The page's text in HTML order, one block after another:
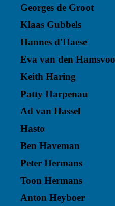
Georges de Groot
Klaas Gubbels
Hannes d'Haese
Eva van den
Keith Haring
Patty Harpenau
Ad van Hassel
Hasto
Ben Haveman
Peter Hermans
Toon Hermans
Anton Heyboer